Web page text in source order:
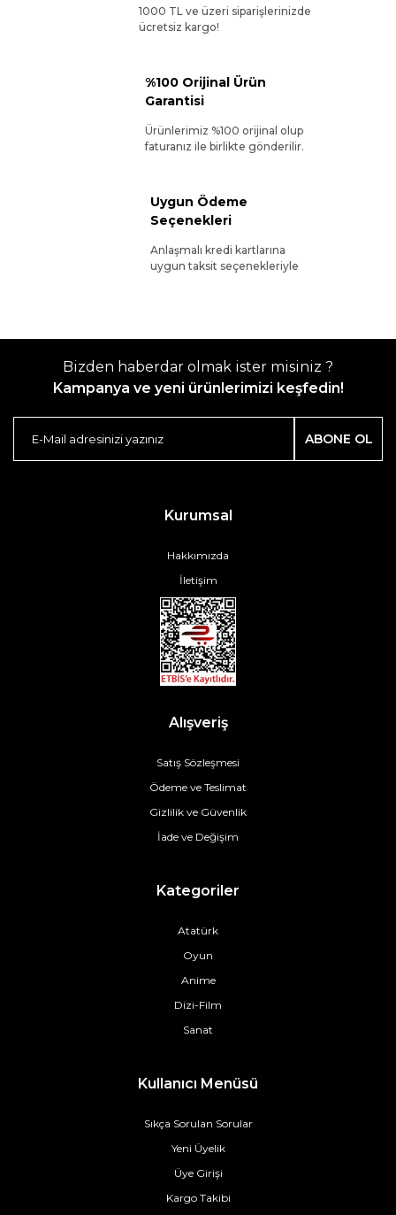
1000 TL ve üzeri siparişlerinizde
ücretsiz kargo!
%100 Orijinal Ürün
Garantisi
Ürünlerimiz %100 orijinal olup
faturanız ile birlikte gönderilir.
Uygun Ödeme
Seçenekleri
Anlaşmalı kredi kartlarına
uygun taksit seçenekleriyle
Bizden haberdar olmak ister misiniz ?
Kampanya ve yeni ürünlerimizi keşfedin!
ABONE OL
Kurumsal
Hakkımızda
İletişim
Alışveriş
Satış Sözleşmesi
Ödeme ve Teslimat
Gizlilik ve Güvenlik
İade ve Değişim
Kategoriler
Atatürk
Oyun
Anime
Dizi-Film
Sanat
Kullanıcı Menüsü
Sıkça Sorulan Sorular
Yeni Üyelik
Üye Girişi
Kargo Takibi